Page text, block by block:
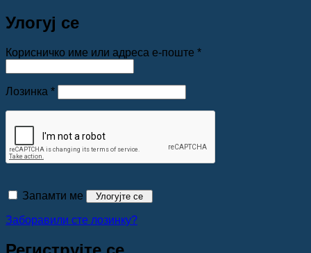
Улогуј се
Корисничко име или адреса е-поште *Обавезно
Лозинка *Обавезно
Запамти ме Улогујте се
Заборавили сте лозинку?